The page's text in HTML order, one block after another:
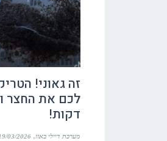
זה גאוני!
לכם את החצר
דקות!
מערכת דיילי באזז 03/2026